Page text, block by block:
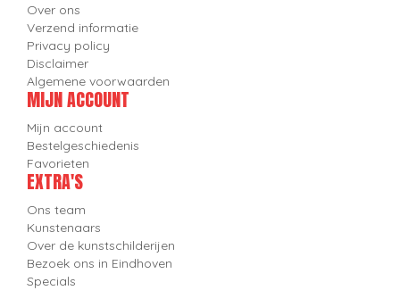
Over ons
Verzend informatie
Privacy policy
Disclaimer
Algemene voorwaarden
MIJN ACCOUNT
Mijn account
Bestelgeschiedenis
Favorieten
EXTRA'S
Ons team
Kunstenaars
Over de kunstschilderijen
Bezoek ons in Eindhoven
Specials